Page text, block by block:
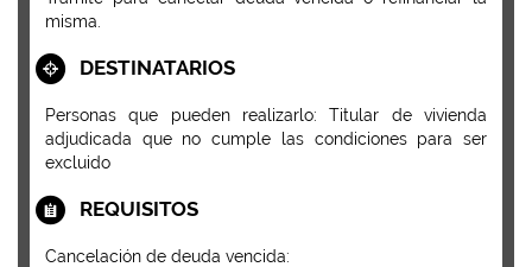
misma.
DESTINATARIOS
Personas que pueden realizarlo: Titular de vivienda
adjudicada que no cumple las condiciones para ser
excluido
REQUISITOS
Cancelación de deuda vencida: